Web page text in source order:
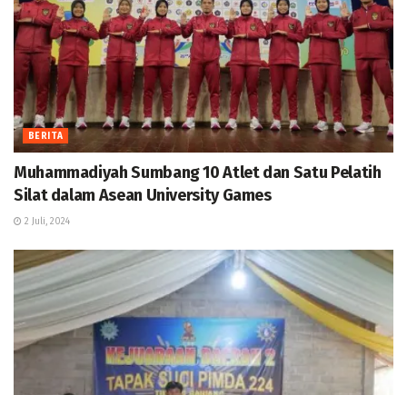
BERITA
Muhammadiyah Sumbang 10 Atlet dan Satu Pelatih
Silat dalam Asean University Games
2 Juli, 2024